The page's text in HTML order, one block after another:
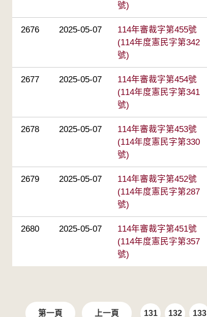
號)
2676 2025-05-07
114年審裁字第455號
(114年度憲民字第342
號)
2677 2025-05-07
114年審裁字第454號
(114年度憲民字第341
號)
2678 2025-05-07
114年審裁字第453號
(114年度憲民字第330
號)
2679 2025-05-07
114年審裁字第452號
(114年度憲民字第287
號)
2680 2025-05-07
114年審裁字第451號
(114年度憲民字第357
號)
第一頁 上一頁 131 132 133